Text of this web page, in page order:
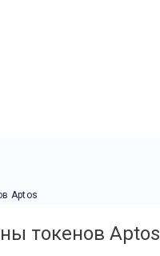
Aptos
токенов Aptos